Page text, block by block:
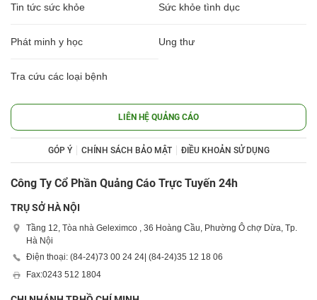
Tin tức sức khỏe Sức khỏe tình dục
Phát minh y học Ung thư
Tra cứu các loại bệnh
LIÊN HỆ QUẢNG CÁO
GÓP Ý CHÍNH SÁCH BẢO MẬT ĐIỀU KHOẢN SỬ DỤNG
Công Ty Cổ Phần Quảng Cáo Trực Tuyến 24h
TRỤ SỞ HÀ NỘI
Tầng 12, Tòa nhà Geleximco , 36 Hoàng Cầu, Phường Ô chợ Dừa, Tp.
Hà Nội
Điện thoại: (84-24)73 00 24 24| (84-24)35 12 18 06
Fax:0243 512 1804